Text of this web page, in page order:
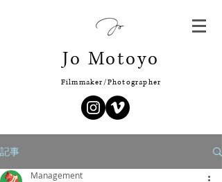
Jo Motoyo
Filmmaker/Photographer
記事
Management